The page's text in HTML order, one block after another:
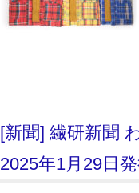
[新聞] 繊研新聞
2025年1月29日